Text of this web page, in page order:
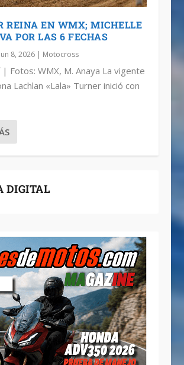
REINA EN WMX; MICHELLE
POR LAS 6 FECHAS
Jun 8, 2026| Motocross
| Fotos: WMX, M. Anaya La vigente
Lachlan «Lala» Turner inició con
DIGITAL